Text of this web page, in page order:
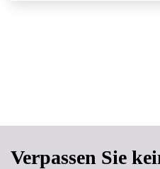
Verpassen Sie